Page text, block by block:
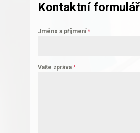
Kontaktní formulář
Jméno a příjmení *
Vaše zpráva *